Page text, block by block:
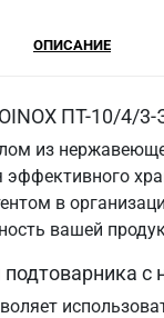
ОПИСАНИЕ
ПТ-10/4/
из
в
вашей
с